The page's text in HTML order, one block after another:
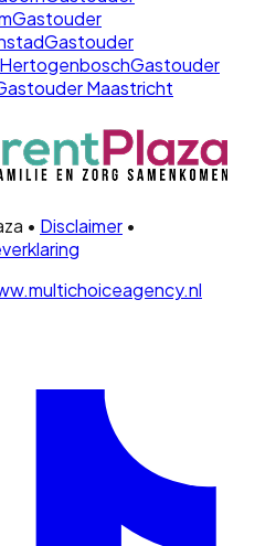
Gastouder
Gastouder
Gastouder
Maastricht
• Disclaimer •